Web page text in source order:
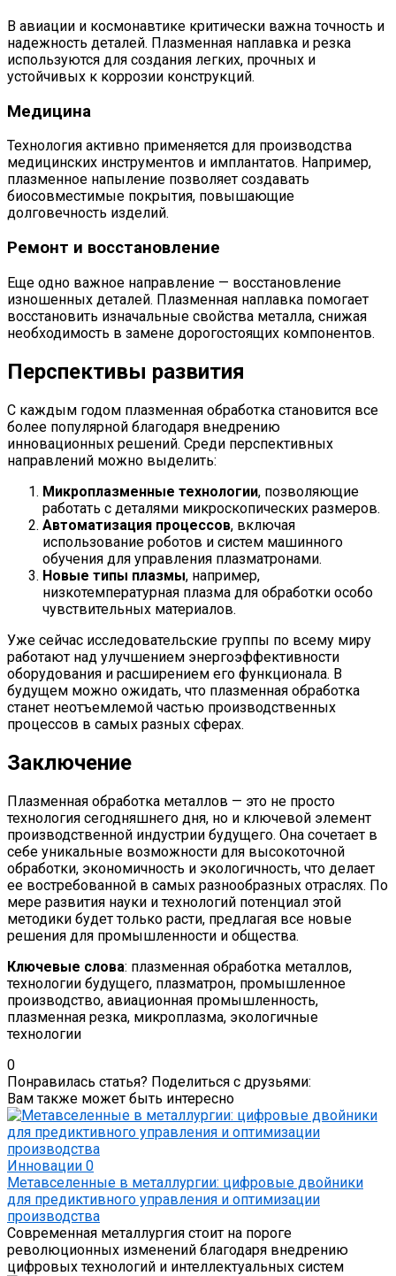
В авиации и космонавтике критически важна точность и
надежность деталей. Плазменная наплавка и резка
используются для создания легких, прочных и
устойчивых к коррозии конструкций.
Медицина
Технология активно применяется для производства
медицинских инструментов и имплантатов. Например,
плазменное напыление позволяет создавать
биосовместимые покрытия, повышающие
долговечность изделий.
Ремонт и восстановление
Еще одно важное направление — восстановление
изношенных деталей. Плазменная наплавка помогает
восстановить изначальные свойства металла, снижая
необходимость в замене дорогостоящих компонентов.
Перспективы развития
С каждым годом плазменная обработка становится все
более популярной благодаря внедрению
инновационных решений. Среди перспективных
направлений можно выделить:
Микроплазменные технологии, позволяющие
работать с деталями микроскопических размеров.
Автоматизация процессов, включая
использование роботов и систем машинного
обучения для управления плазматронами.
Новые типы плазмы, например,
низкотемпературная плазма для обработки особо
чувствительных материалов.
Уже сейчас исследовательские группы по всему миру
работают над улучшением энергоэффективности
оборудования и расширением его функционала. В
будущем можно ожидать, что плазменная обработка
станет неотъемлемой частью производственных
процессов в самых разных сферах.
Заключение
Плазменная обработка металлов — это не просто
технология сегодняшнего дня, но и ключевой элемент
производственной индустрии будущего. Она сочетает в
себе уникальные возможности для высокоточной
обработки, экономичность и экологичность, что делает
ее востребованной в самых разнообразных отраслях. По
мере развития науки и технологий потенциал этой
методики будет только расти, предлагая все новые
решения для промышленности и общества.
Ключевые слова: плазменная обработка металлов,
технологии будущего, плазматрон, промышленное
производство, авиационная промышленность,
плазменная резка, микроплазма, экологичные
технологии
0
Понравилась статья? Поделиться с друзьями:
Вам также может быть интересно
Инновации 0
Метавселенные в металлургии: цифровые двойники
для предиктивного управления и оптимизации
производства
Современная металлургия стоит на пороге
революционных изменений благодаря внедрению
цифровых технологий и интеллектуальных систем